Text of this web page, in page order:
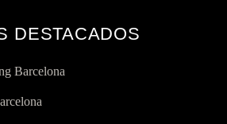
DESTACADOS
Barcelona